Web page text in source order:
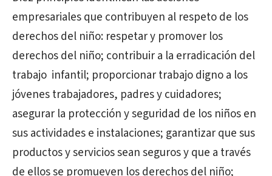
empresariales que contribuyen al respeto de los
derechos del niño: respetar y promover los
derechos del niño; contribuir a la erradicación del
trabajo infantil; proporcionar trabajo digno a los
jóvenes trabajadores, padres y cuidadores;
asegurar la protección y seguridad de los niños en
sus actividades e instalaciones; garantizar que sus
productos y servicios sean seguros y que a través
de ellos se promueven los derechos del niño;